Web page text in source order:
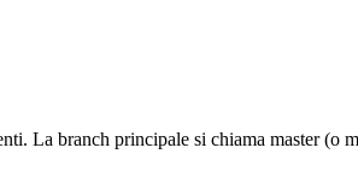
La branch principale si chiama master (o